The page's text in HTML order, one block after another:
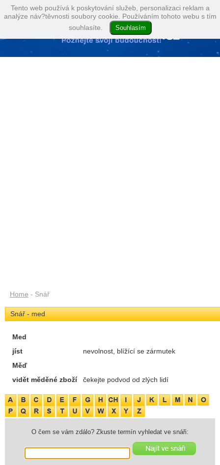
Home - Snář
Snář - med
Med
jíst
nevolnost, blížící se zármutek
Měď
vidět měděné zboží
čekejte podvod od zlých lidí
O čem se vám zdálo? Zkuste termín vyhledat ve snáři:
Tento web používá k poskytování služeb, personalizaci reklam a
analýze náv?těvnosti soubory cookie. Používáním tohoto webu s tím
souhlasíte.